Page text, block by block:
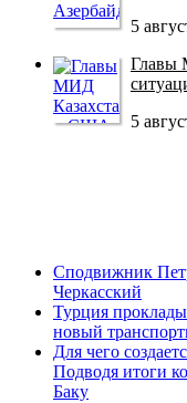
5
Главы
5
Сподвижник
Черкасский
Турция
новый
Для чего
Подводя итоги
Баку